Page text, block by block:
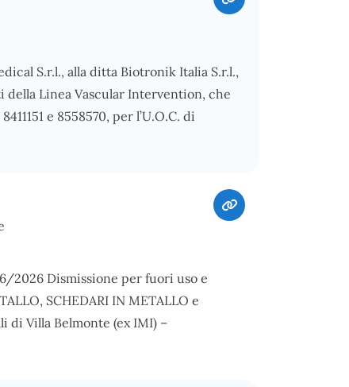
S.r.l., alla ditta Biotronik Italia S.r.l.,
Linea Vascular Intervention, che
e 8558570, per l’U.O.C. di
2026 Dismissione per fuori uso e
SCHEDARI IN METALLO e
di Villa Belmonte (ex IMI) –